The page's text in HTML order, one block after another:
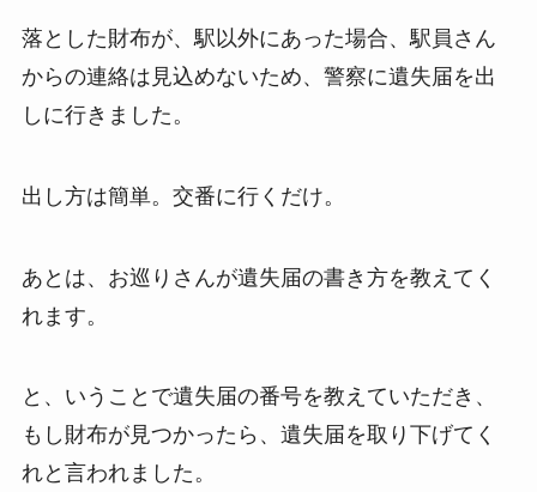
落とした財布が、駅以外にあった場合、駅員さん
からの連絡は見込めないため、警察に遺失届を出
しに行きました。
出し方は簡単。交番に行くだけ。
あとは、お巡りさんが遺失届の書き方を教えてく
れます。
と、いうことで遺失届の番号を教えていただき、
もし財布が見つかったら、遺失届を取り下げてく
れと言われました。